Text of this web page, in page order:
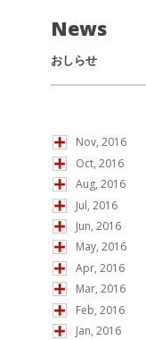
News
おしらせ
Nov, 2016
Oct, 2016
Aug, 2016
Jul, 2016
Jun, 2016
May, 2016
Apr, 2016
Mar, 2016
Feb, 2016
Jan, 2016